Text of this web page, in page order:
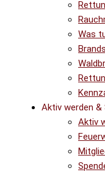
Was
Aktiv werden &
Aktiv